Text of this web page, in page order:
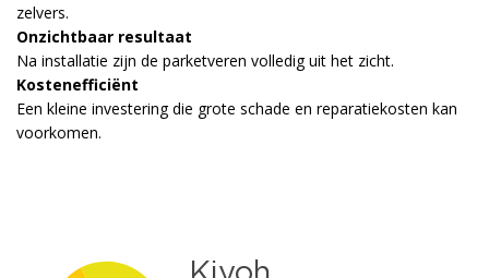
zelvers.
Onzichtbaar resultaat
Na installatie zijn de parketveren volledig uit het zicht.
Kostenefficiënt
Een kleine investering die grote schade en reparatiekosten kan
voorkomen.